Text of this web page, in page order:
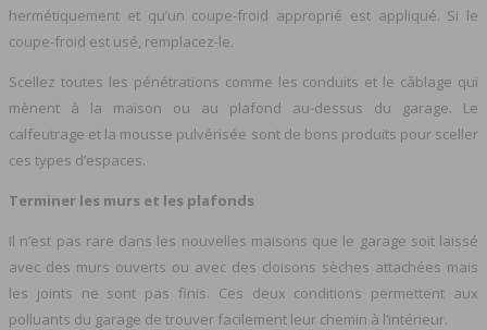
hermétiquement et qu’un coupe-froid approprié est appliqué. Si le
coupe-froid est usé, remplacez-le.
Scellez toutes les pénétrations comme les conduits et le câblage qui
mènent à la maison ou au plafond au-dessus du garage. Le
calfeutrage et la mousse pulvérisée sont de bons produits pour sceller
ces types d’espaces.
Terminer les murs et les plafonds
Il n’est pas rare dans les nouvelles maisons que le garage soit laissé
avec des murs ouverts ou avec des cloisons sèches attachées mais
les joints ne sont pas finis. Ces deux conditions permettent aux
polluants du garage de trouver facilement leur chemin à l’intérieur.